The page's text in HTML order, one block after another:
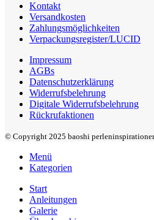
Kontakt
Versandkosten
Zahlungsmöglichkeiten
Verpackungsregister/LUCID
Impressum
AGBs
Datenschutzerklärung
Widerrufsbelehrung
Digitale Widerrufsbelehrung
Rückrufaktionen
© Copyright 2025 baoshi
Menü
Kategorien
Start
Anleitungen
Galerie